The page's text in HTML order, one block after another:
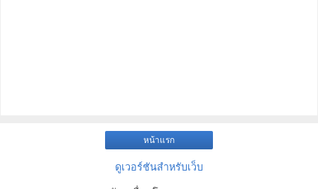
หน้าแรก
ดูเวอร์ชันสำหรับเว็บ